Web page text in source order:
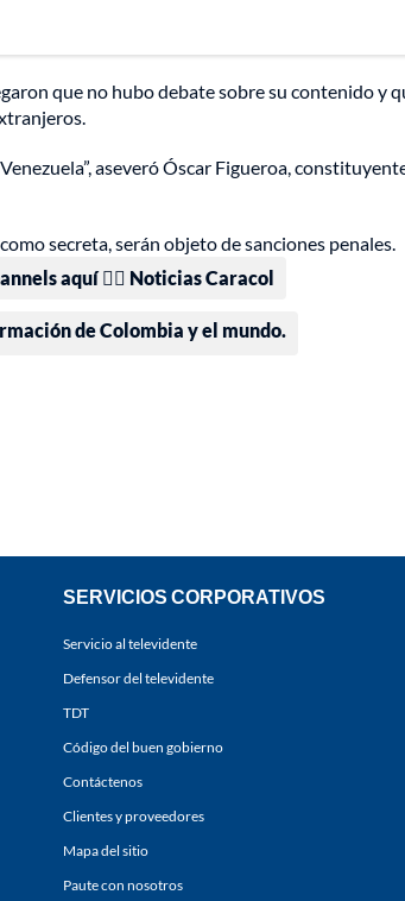
que no hubo debate sobre su contenido y
aseveró Óscar Figueroa,
secreta, serán objeto de sanciones penales.
aquí 👉🏻 Noticias Caracol
de Colombia y el mundo.
SERVICIOS CORPORATIVOS
Servicio al televidente
Defensor del televidente
TDT
Código del buen gobierno
Contáctenos
Clientes y proveedores
Mapa del sitio
Paute con nosotros